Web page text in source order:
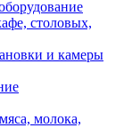
столовых,
и камеры
молока,